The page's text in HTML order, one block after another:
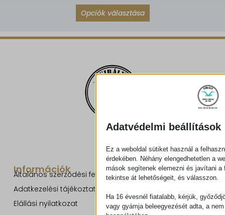
Opciók választása
Információk
Általános szerződési feltételek
Adatkezelési tájékoztató
Elállási nyilatkozat
Adatvédelmi beállítások
Ez a weboldal sütiket használ a
érdekében. Néhány elengedhetetlen a
mások segítenek elemezni és javítani a
tekintse át lehetőségeit, és válasszon.
Ha 16 évesnél fiatalabb, kérjük,
vagy gyámja beleegyezését adta, a